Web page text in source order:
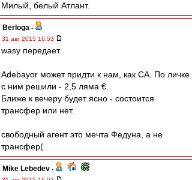
Милый, белый Атлант.
Berloga -
31 авг 2015 16:53
wasy передает
Adebayor может придти к нам, как СА. По личке
с ним решили - 2,5 ляма €.
Ближе к вечеру будет ясно - состоится
трансфер или нет.
свободный агент это мечта Федуна, а не
трансфер(
Mike Lebedev -